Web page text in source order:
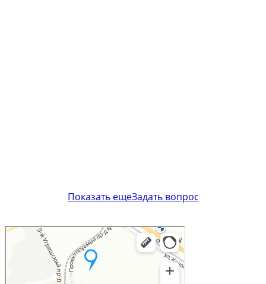
Показать ещеЗадать вопрос